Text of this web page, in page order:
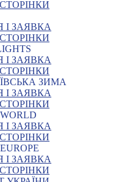
ЗАЯВКА
ЗАЯВКА
ЗИМА
ЗАЯВКА
ЗАЯВКА
ЗАЯВКА